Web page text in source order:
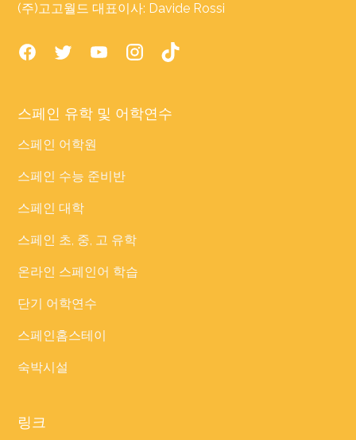
(주)고고월드 대표이사: Davide Rossi
스페인 유학 및 어학연수
스페인 어학원
스페인 수능 준비반
스페인 대학
스페인 초, 중, 고 유학
온라인 스페인어 학습
단기 어학연수
스페인홈스테이
숙박시설
링크